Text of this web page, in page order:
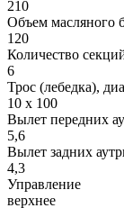
210
Объем масляного
120
Количество
6
Трос (лебедка),
10 х 100
Вылет передних
5,6
Вылет задних
4,3
Управление
верхнее